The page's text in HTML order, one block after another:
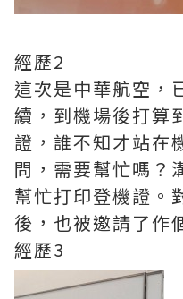
經歷2
這次是中華航空，
續，到機場後打算
證，誰不知才站在
問，需要幫忙嗎？
幫忙打印登機證。
後，也被邀請了作
經歷3